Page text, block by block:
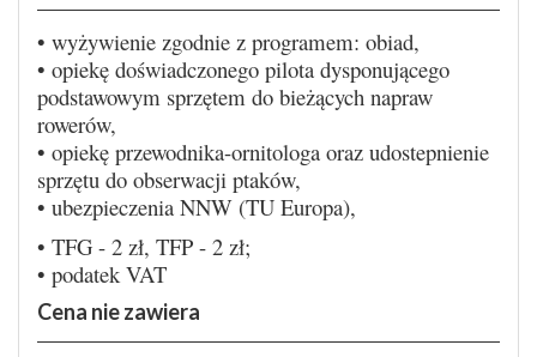
• wyżywienie zgodnie z programem: obiad,
• opiekę doświadczonego pilota dysponującego
podstawowym sprzętem do bieżących napraw
rowerów,
• opiekę przewodnika-ornitologa oraz udostepnienie
sprzętu do obserwacji ptaków,
• ubezpieczenia NNW (TU Europa),
• TFG - 2 zł, TFP - 2 zł;
• podatek VAT
Cena nie zawiera